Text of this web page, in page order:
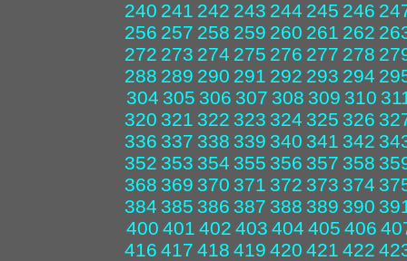
240 241 242 243 244 245 246
256 257 258 259 260 261 262
272 273 274 275 276 277 278
288 289 290 291 292 293 294
304 305 306 307 308 309 310
320 321 322 323 324 325 326
336 337 338 339 340 341 342
352 353 354 355 356 357 358
368 369 370 371 372 373 374
384 385 386 387 388 389 390
400 401 402 403 404 405 406
416 417 418 419 420 421 422